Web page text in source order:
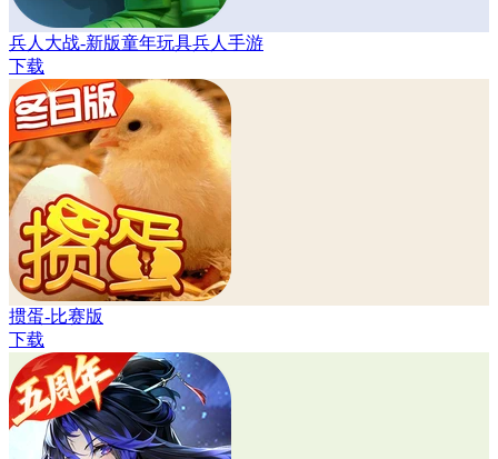
兵人大战-新版童年玩具兵人手游
下载
掼蛋-比赛版
下载